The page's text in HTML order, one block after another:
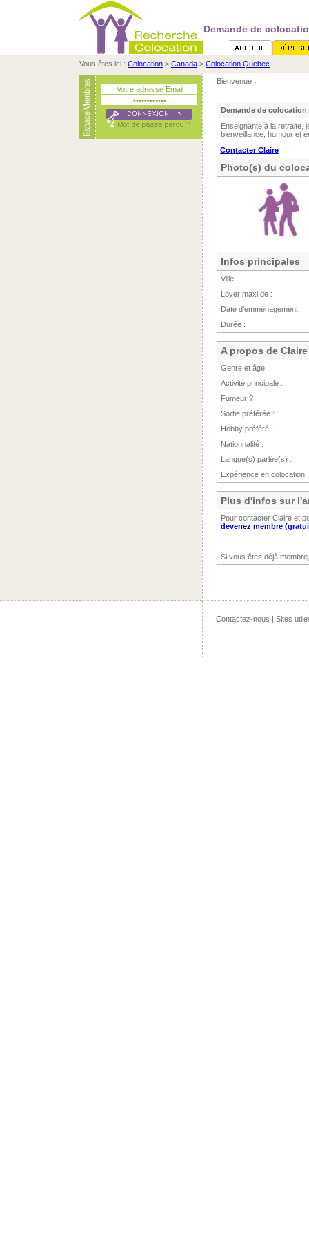
Demande de
Vous êtes ici : Colocation > Canada > Colocation Quebec
Bienvenue ,
Demande de colocation
Enseignante à la retraite,
bienveillance, humour et
Contacter Claire
Photo(s) du
Infos principales
Ville :
Loyer maxi de :
Date d'emménagement :
Durée :
A propos de Claire
Genre et âge :
Activité principale :
Fumeur ?
Sortie préférée :
Hobby préféré :
Nationnalité :
Langue(s) parlée(s) :
Expérience en colocation :
Plus d'infos sur
Pour contacter Claire et
devenez membre
Si vous êtes déjà
Contactez-nous | Sites